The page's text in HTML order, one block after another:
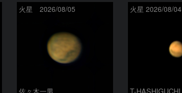
火星 2026/08/05
佐々木一男
火星 2026/08/04
T-HASHIGUCHI